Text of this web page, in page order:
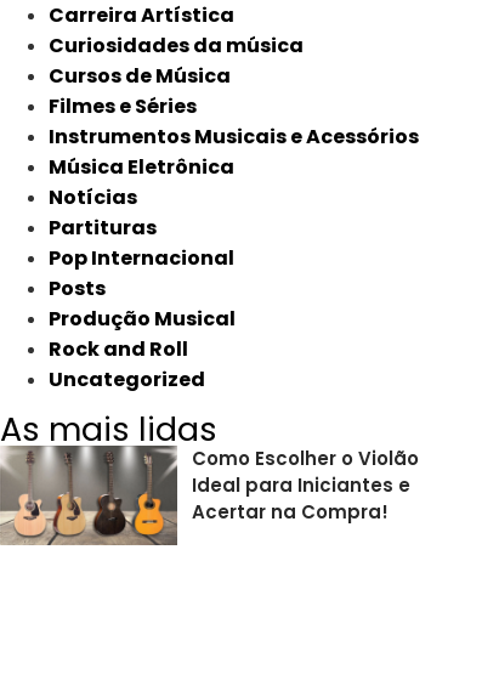
Carreira Artística
Curiosidades da música
Cursos de Música
Filmes e Séries
Instrumentos Musicais e Acessórios
Música Eletrônica
Notícias
Partituras
Pop Internacional
Posts
Produção Musical
Rock and Roll
Uncategorized
As mais lidas
Como Escolher o Violão
Ideal para Iniciantes e
Acertar na Compra!